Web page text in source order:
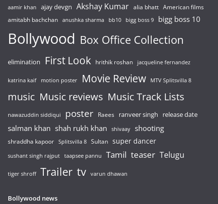
aamir khan ajay devgn Akshay Kumar alia bhatt American films
amitabh bachchan anushka sharma bb10 bigg boss 9 bigg boss 10
Bollywood Box Office Collection
elimination First Look hrithik roshan jacqueline fernandez
katrina kaif motion poster Movie Review MTV Splitsvilla 8
music Music reviews Music Track Lists
nawazuddin siddiqui poster Raees ranveer singh release date
salman khan shah rukh khan shivaay shooting
shraddha kapoor Splitsvilla 8 Sultan super dancer
sushant singh rajput taapsee pannu Tamil teaser Telugu
tiger shroff Trailer tv varun dhawan
Bollywood news